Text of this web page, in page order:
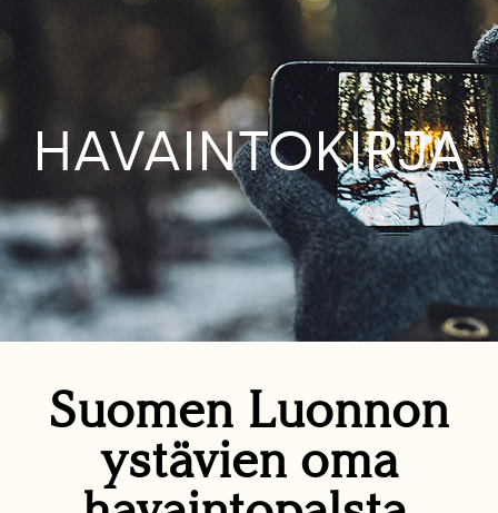
HAVAINTOKIRJA
Suomen Luonnon
ystävien oma